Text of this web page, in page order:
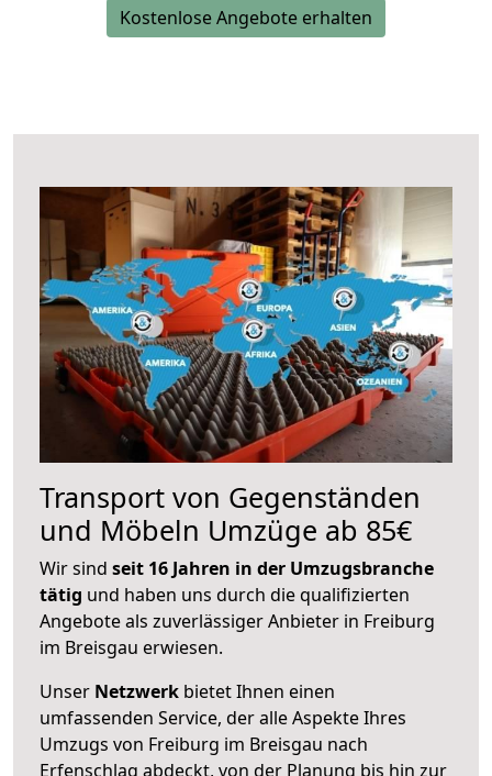
Kostenlose Angebote erhalten
Transport von Gegenständen
und Möbeln Umzüge ab 85€
Wir sind seit 16 Jahren in der Umzugsbranche
tätig und haben uns durch die qualifizierten
Angebote als zuverlässiger Anbieter in Freiburg
im Breisgau erwiesen.
Unser Netzwerk bietet Ihnen einen
umfassenden Service, der alle Aspekte Ihres
Umzugs von Freiburg im Breisgau nach
Erfenschlag abdeckt, von der Planung bis hin zur